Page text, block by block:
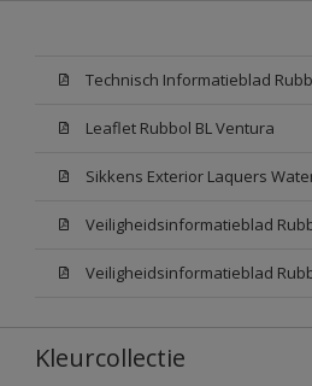
Leaflet Rubbol BL Ventura
Kleurcollectie